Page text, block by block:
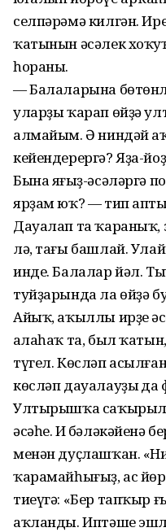
селпәрәмә килгән.
ҡатынын әсәлек
һораны.
— Балаларына
уларҙы ҡарап өйҙә
алмайым. Ә ниндәй
кейендерергә? Яҙа-
Бына яңғыҙ-әсәләргә
ярҙам юҡ? — тип
Дауалап та ҡараныҡ,
лә, тағы башлай.
инде. Балалар йәл.
туйҙарында ла өйҙә
Айыҡ, аҡыллы ирҙең
аңлаһаҡ та, был
түгел. Көсләп
көсләп дауалауҙың
Ултырышҡа
әсәһе. Иң бәләкәйенә
менән дуҫлашҡан.
ҡарамайһығыҙ, ас
тиеүгә: «Бер тапҡыр
аҡланды. Иптәше